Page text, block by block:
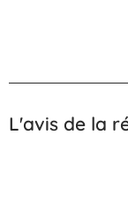
L'avis de la